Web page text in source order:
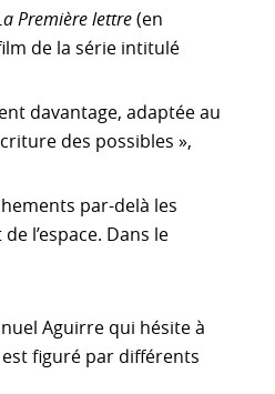
Première lettre(en
de la série intitulé
davantage, adaptée au
des possibles »,
par-delà les
l’espace. Dans le
Aguirre qui hésite à
figuré par différents